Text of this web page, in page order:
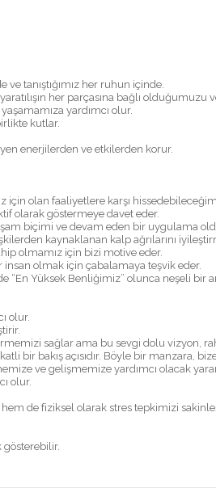
tanıştığımız her ruhun içinde.
her parçasına bağlı olduğumuzu
yardımcı olur.
kutlar.
enerjilerden ve etkilerden korur.
olan faaliyetlere karşı
olarak göstermeye davet eder.
biçimi ve devam eden bir uygulama
kaynaklanan kalp ağrılarını
olmamız için bizi motive eder.
insan olmak için çabalamaya teşvik eder.
“En Yüksek Benliğimiz” olunca neşeli bir
olur.
sağlar ama bu sevgi dolu
bir bakış açısıdır. Böyle bir manzara,
ve gelişmemize yardımcı olacak
olur.
de fiziksel olarak stres tepkimizi
gösterebilir.